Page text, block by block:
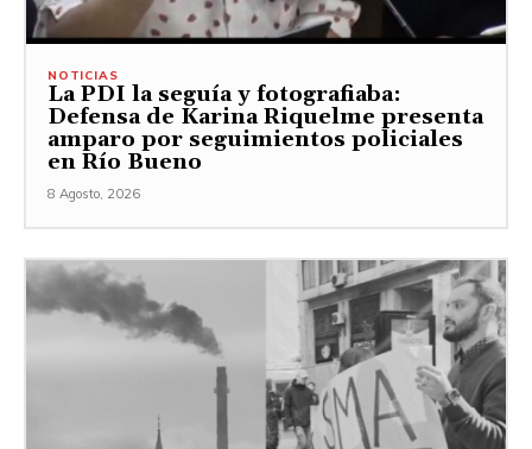
NOTICIAS
La PDI la seguía y fotografiaba:
Defensa de Karina Riquelme presenta
amparo por seguimientos policiales
en Río Bueno
8 Agosto, 2026